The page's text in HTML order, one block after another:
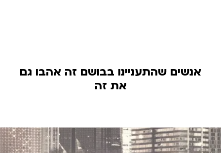
אנשים שהתעניינו בבושם זה אהבו גם
את זה